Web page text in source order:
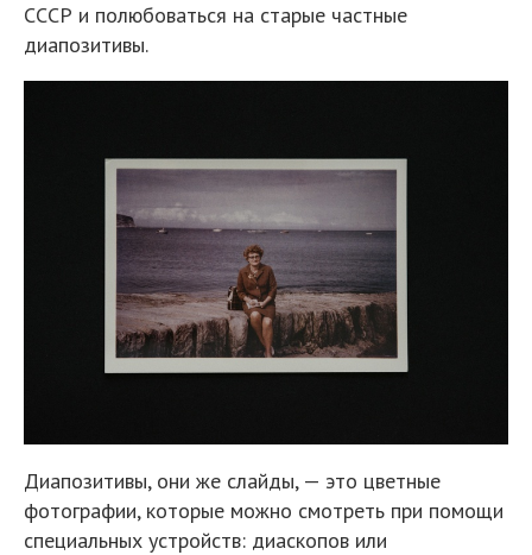
СССР и полюбоваться на старые частные
диапозитивы.
Диапозитивы, они же слайды, — это цветные
фотографии, которые можно смотреть при помощи
специальных устройств: диаскопов или